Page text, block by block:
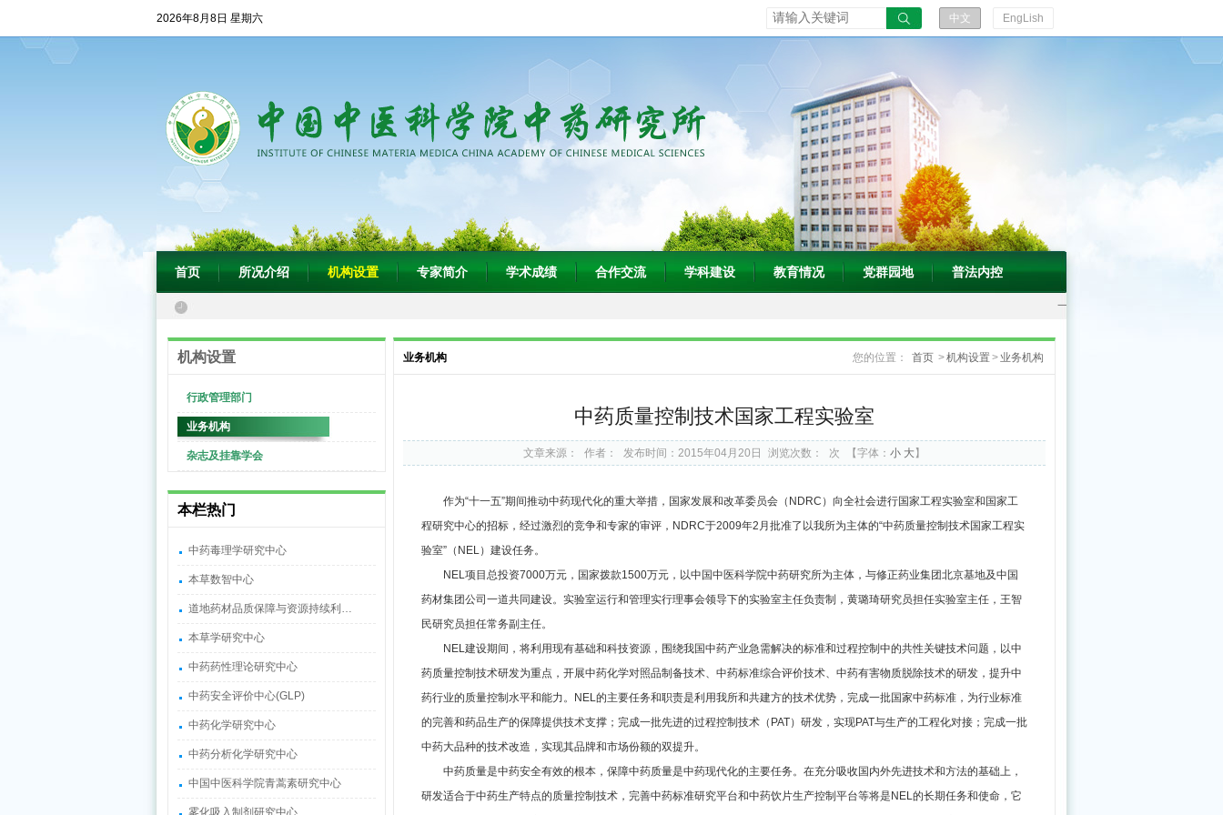
2026年8月8日 星期六 中文 EngLish
首页 所况介绍 机构设置 专家简介 学术成绩 合作交流 学科建设 教育情况 党群园地 普法内控
一
机构设置
行政管理部门
业务机构
杂志及挂靠学会
本栏热门
中药毒理学研究中心
本草数智中心
道地药材品质保障与资源持续利…
本草学研究中心
中药药性理论研究中心
中药安全评价中心(GLP)
中药化学研究中心
中药分析化学研究中心
中国中医科学院青蒿素研究中心
雾化吸入制剂研究中心
业务机构 您的位置： 首页 >机构设置>业务机构
中药质量控制技术国家工程实验室
文章来源： 作者： 发布时间：2015年04月20日 浏览次数： 次 【字体： 小 大】
作为“十一五”期间推动中药现代化的重大举措，国家发展和改革委员会（NDRC）向全社会进行国家工程实验室和国家工
程研究中心的招标，经过激烈的竞争和专家的审评，NDRC于2009年2月批准了以我所为主体的“中药质量控制技术国家工程实
验室”（NEL）建设任务。
NEL项目总投资7000万元，国家拨款1500万元，以中国中医科学院中药研究所为主体，与修正药业集团北京基地及中国
药材集团公司一道共同建设。实验室运行和管理实行理事会领导下的实验室主任负责制，黄璐琦研究员担任实验室主任，王智
民研究员担任常务副主任。
NEL建设期间，将利用现有基础和科技资源，围绕我国中药产业急需解决的标准和过程控制中的共性关键技术问题，以中
药质量控制技术研发为重点，开展中药化学对照品制备技术、中药标准综合评价技术、中药有害物质脱除技术的研发，提升中
药行业的质量控制水平和能力。NEL的主要任务和职责是利用我所和共建方的技术优势，完成一批国家中药标准，为行业标准
的完善和药品生产的保障提供技术支撑；完成一批先进的过程控制技术（PAT）研发，实现PAT与生产的工程化对接；完成一批
中药大品种的技术改造，实现其品牌和市场份额的双提升。
中药质量是中药安全有效的根本，保障中药质量是中药现代化的主要任务。在充分吸收国内外先进技术和方法的基础上，
研发适合于中药生产特点的质量控制技术，完善中药标准研究平台和中药饮片生产控制平台等将是NEL的长期任务和使命，它